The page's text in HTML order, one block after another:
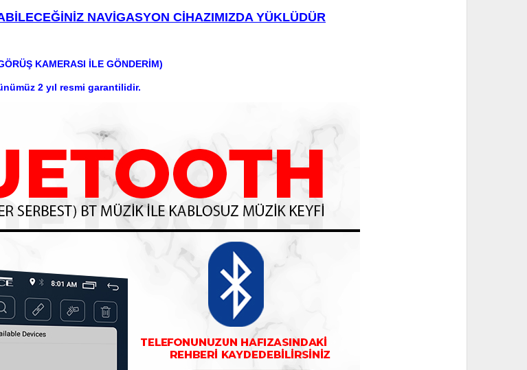
NAVİGASYON CİHAZIMIZDA YÜKLÜDÜR
KAMERASI İLE GÖNDERİM)
2 yıl resmi garantilidir.